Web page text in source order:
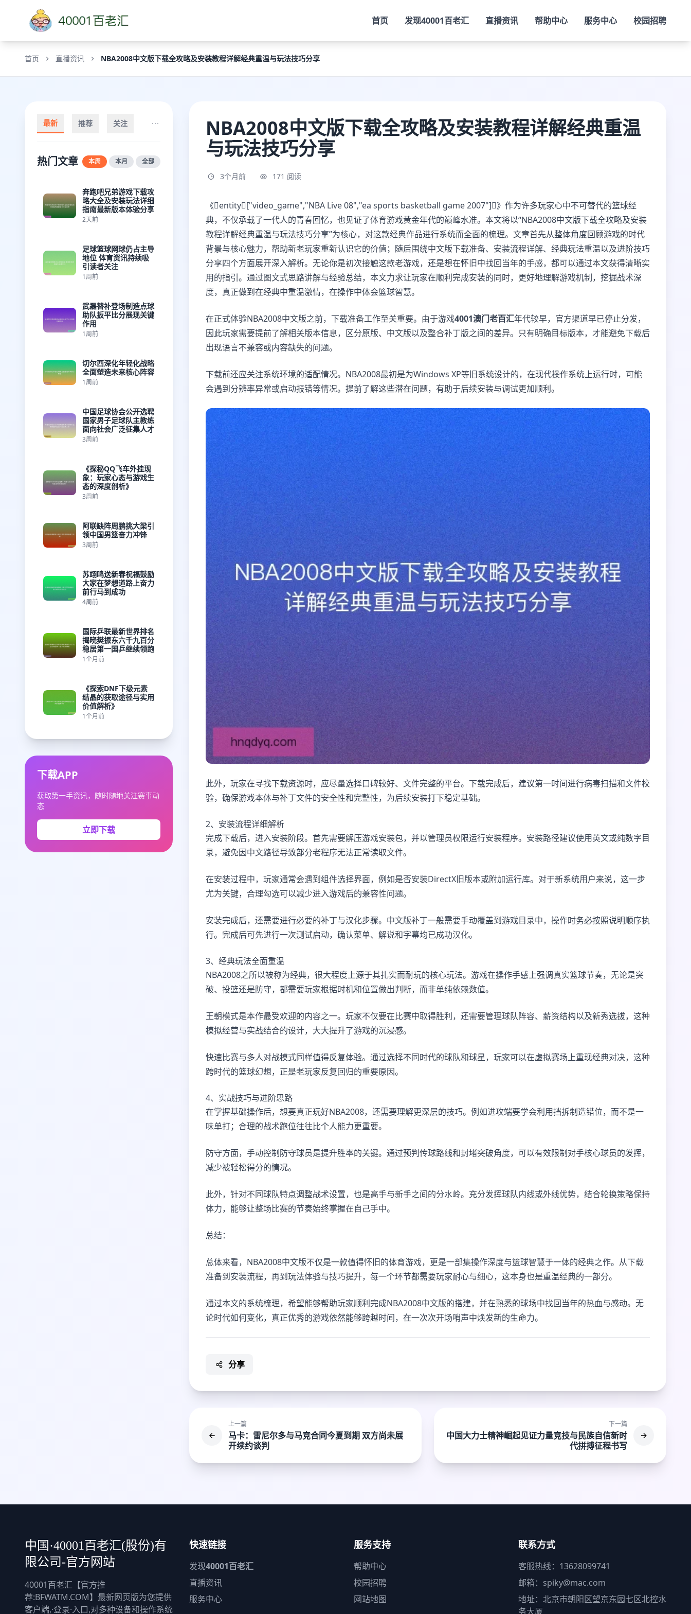
首页 发现40001百老汇 直播资讯 帮助中心 服务中心 校园招聘
首页 直播资讯 NBA2008中文版下载全攻略及安装教程详解经典重温与玩法技巧分享
最新 推荐 关注
热门文章 本周 本月 全部
奔跑吧兄弟游戏下载攻
略大全及安装玩法详细
指南最新版本体验分享
2天前
足球篮球网球仍占主导
地位 体育资讯持续吸
引读者关注
1周前
武磊替补登场制造点球
助队扳平比分展现关键
作用
1周前
切尔西深化年轻化战略
全面塑造未来核心阵容
1周前
中国足球协会公开选聘
国家男子足球队主教练
面向社会广泛征集人才
3周前
《探秘QQ飞车外挂现
象：玩家心态与游戏生
态的深度剖析》
3周前
阿联缺阵周鹏挑大梁引
领中国男篮奋力冲锋
3周前
苏翊鸣送新春祝福鼓励
大家在梦想道路上奋力
前行马到成功
4周前
国际乒联最新世界排名
揭晓樊振东六千九百分
稳居第一国乒继续领跑
1个月前
《探索DNF下级元素
结晶的获取途径与实用
价值解析》
1个月前
下载APP
获取第一手资讯，随时随地关注赛事动
态
立即下载
NBA2008中文版下载全攻略及安装教程详解经典重温
与玩法技巧分享
3个月前 171 阅读
《entity["video_game","NBA Live 08","ea sports basketball game 2007"]》作为许多玩家心中不可替代的篮球经
典，不仅承载了一代人的青春回忆，也见证了体育游戏黄金年代的巅峰水准。本文将以“NBA2008中文版下载全攻略及安装
教程详解经典重温与玩法技巧分享”为核心，对这款经典作品进行系统而全面的梳理。文章首先从整体角度回顾游戏的时代
背景与核心魅力，帮助新老玩家重新认识它的价值；随后围绕中文版下载准备、安装流程详解、经典玩法重温以及进阶技巧
分享四个方面展开深入解析。无论你是初次接触这款老游戏，还是想在怀旧中找回当年的手感，都可以通过本文获得清晰实
用的指引。通过图文式思路讲解与经验总结，本文力求让玩家在顺利完成安装的同时，更好地理解游戏机制，挖掘战术深
度，真正做到在经典中重温激情，在操作中体会篮球智慧。
在正式体验NBA2008中文版之前，下载准备工作至关重要。由于游戏4001澳门老百汇年代较早，官方渠道早已停止分发，
因此玩家需要提前了解相关版本信息，区分原版、中文版以及整合补丁版之间的差异。只有明确目标版本，才能避免下载后
出现语言不兼容或内容缺失的问题。
下载前还应关注系统环境的适配情况。NBA2008最初是为Windows XP等旧系统设计的，在现代操作系统上运行时，可能
会遇到分辨率异常或启动报错等情况。提前了解这些潜在问题，有助于后续安装与调试更加顺利。
此外，玩家在寻找下载资源时，应尽量选择口碑较好、文件完整的平台。下载完成后，建议第一时间进行病毒扫描和文件校
验，确保游戏本体与补丁文件的安全性和完整性，为后续安装打下稳定基础。
2、安装流程详细解析
完成下载后，进入安装阶段。首先需要解压游戏安装包，并以管理员权限运行安装程序。安装路径建议使用英文或纯数字目
录，避免因中文路径导致部分老程序无法正常读取文件。
在安装过程中，玩家通常会遇到组件选择界面，例如是否安装DirectX旧版本或附加运行库。对于新系统用户来说，这一步
尤为关键，合理勾选可以减少进入游戏后的兼容性问题。
安装完成后，还需要进行必要的补丁与汉化步骤。中文版补丁一般需要手动覆盖到游戏目录中，操作时务必按照说明顺序执
行。完成后可先进行一次测试启动，确认菜单、解说和字幕均已成功汉化。
3、经典玩法全面重温
NBA2008之所以被称为经典，很大程度上源于其扎实而耐玩的核心玩法。游戏在操作手感上强调真实篮球节奏，无论是突
破、投篮还是防守，都需要玩家根据时机和位置做出判断，而非单纯依赖数值。
王朝模式是本作最受欢迎的内容之一。玩家不仅要在比赛中取得胜利，还需要管理球队阵容、薪资结构以及新秀选拔，这种
模拟经营与实战结合的设计，大大提升了游戏的沉浸感。
快速比赛与多人对战模式同样值得反复体验。通过选择不同时代的球队和球星，玩家可以在虚拟赛场上重现经典对决，这种
跨时代的篮球幻想，正是老玩家反复回归的重要原因。
4、实战技巧与进阶思路
在掌握基础操作后，想要真正玩好NBA2008，还需要理解更深层的技巧。例如进攻端要学会利用挡拆制造错位，而不是一
味单打；合理的战术跑位往往比个人能力更重要。
防守方面，手动控制防守球员是提升胜率的关键。通过预判传球路线和封堵突破角度，可以有效限制对手核心球员的发挥，
减少被轻松得分的情况。
此外，针对不同球队特点调整战术设置，也是高手与新手之间的分水岭。充分发挥球队内线或外线优势，结合轮换策略保持
体力，能够让整场比赛的节奏始终掌握在自己手中。
总结：
总体来看，NBA2008中文版不仅是一款值得怀旧的体育游戏，更是一部集操作深度与篮球智慧于一体的经典之作。从下载
准备到安装流程，再到玩法体验与技巧提升，每一个环节都需要玩家耐心与细心，这本身也是重温经典的一部分。
通过本文的系统梳理，希望能够帮助玩家顺利完成NBA2008中文版的搭建，并在熟悉的球场中找回当年的热血与感动。无
论时代如何变化，真正优秀的游戏依然能够跨越时间，在一次次开场哨声中焕发新的生命力。
分享
上一篇
马卡：雷尼尔多与马竞合同今夏到期 双方尚未展
开续约谈判
下一篇
中国大力士精神崛起见证力量竞技与民族自信新时
代拼搏征程书写
中国·40001百老汇(股份)有
限公司-官方网站
40001百老汇【官方推
荐:BFWATM.COM】最新网页版为您提供
客户端,·登录·入口,对多种设备和操作系统
快速链接
发现40001百老汇
直播资讯
服务中心
服务支持
帮助中心
校园招聘
网站地图
联系方式
客服热线：13628099741
邮箱：spiky@mac.com
地址：北京市朝阳区望京东园七区北控水
务大厦